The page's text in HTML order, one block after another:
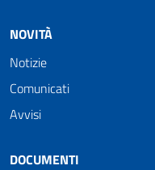
NOVITÀ
Notizie
Comunicati
Avvisi
DOCUMENTI